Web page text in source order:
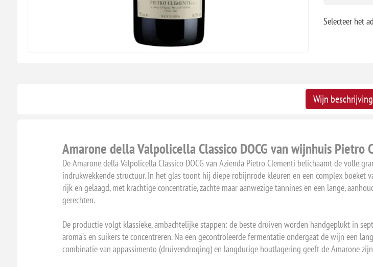
Selecteer het
Wijn beschrijving
Amarone della Valpolicella Classico DOCG van wijnhuis Pietro
De Amarone della Valpolicella Classico DOCG van Azienda Pietro Clementi belichaamt de volle
indrukwekkende structuur. In het glas toont hij diepe robijnrode kleuren en een complex boeket
rijk en gelaagd, met krachtige concentratie, zachte maar aanwezige tannines en een lange,
gerechten.
De productie volgt klassieke, ambachtelijke stappen: de beste druiven worden handgeplukt in
aroma’s en suikers te concentreren. Na een gecontroleerde fermentatie ondergaat de wijn een
combinatie van appassimento (druivendroging) en langdurige houtlagering geeft de Amarone